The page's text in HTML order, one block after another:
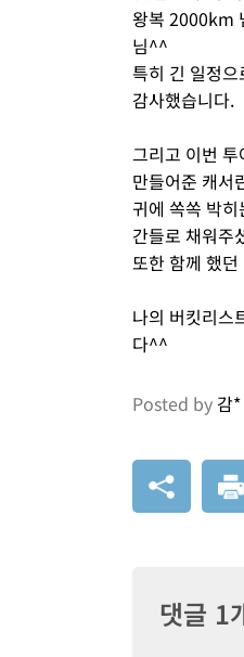
왕복 2000km
님^^
특히 긴 일정
감사했습니다.
그리고 이번
만들어준 캐서
귀에 쏙쏙 박
간들로 채워주
또한 함께 했
나의 버킷리스
다^^
Posted by 감*
댓글 1